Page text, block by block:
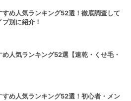
すめ人気ランキング52選！徹底調査して
別に紹介！
め人気ランキング52選【速乾・くせ毛・
すめ人気ランキング52選！初心者・メン